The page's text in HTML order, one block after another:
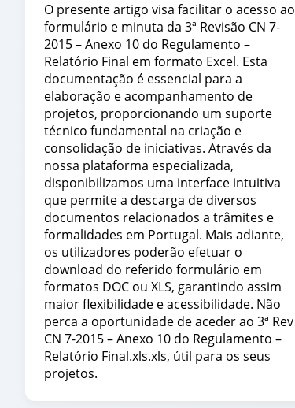
O presente artigo visa facilitar o acesso ao
formulário e minuta da 3ª Revisão CN 7-
2015 – Anexo 10 do Regulamento –
Relatório Final em formato Excel. Esta
documentação é essencial para a
elaboração e acompanhamento de
projetos, proporcionando um suporte
técnico fundamental na criação e
consolidação de iniciativas. Através da
nossa plataforma especializada,
disponibilizamos uma interface intuitiva
que permite a descarga de diversos
documentos relacionados a trâmites e
formalidades em Portugal. Mais adiante,
os utilizadores poderão efetuar o
download do referido formulário em
formatos DOC ou XLS, garantindo assim
maior flexibilidade e acessibilidade. Não
perca a oportunidade de aceder ao 3ª Rev
CN 7-2015 – Anexo 10 do Regulamento –
Relatório Final.xls.xls, útil para os seus
projetos.